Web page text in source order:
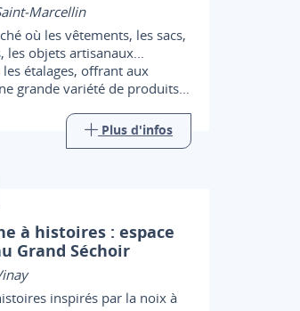
Marcellin
où les vêtements, les sacs,
les objets artisanaux...
étalages, offrant aux
grande variété de produits
Plus d'infos
à histoires : espace
Grand Séchoir
inspirés par la noix à